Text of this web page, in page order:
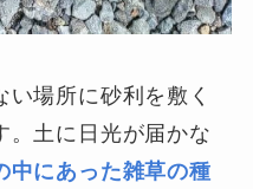
場所に砂利を敷く
。土に日光が届かな
中にあった雑草の種